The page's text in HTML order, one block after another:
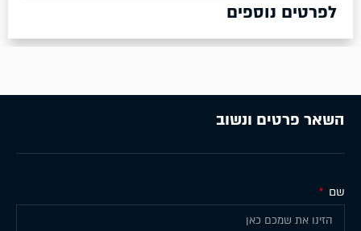
השאר פרטים ונשוב
שם